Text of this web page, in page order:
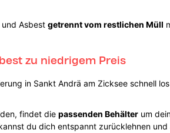
Asbest getrennt vom restlichen Müll
zu niedrigem Preis
in Sankt Andrä am Zicksee schnell
findet die passenden Behälterum
du dich entspannt zurücklehnen und